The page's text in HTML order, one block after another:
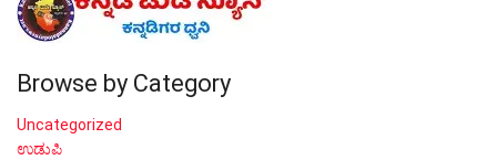
Browse by Category
Uncategorized
ಉಡುಪಿ